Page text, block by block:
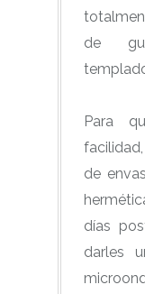
de
Para
de
días
darles